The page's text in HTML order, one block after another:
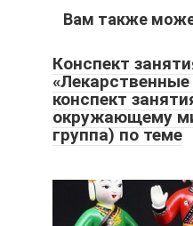
Вам также
Конспект
конспект
окружающему
группа) по теме